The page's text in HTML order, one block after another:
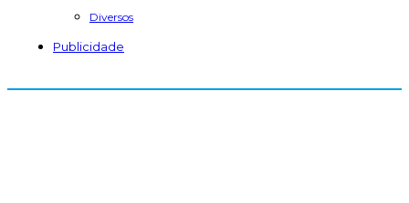
Diversos
Publicidade